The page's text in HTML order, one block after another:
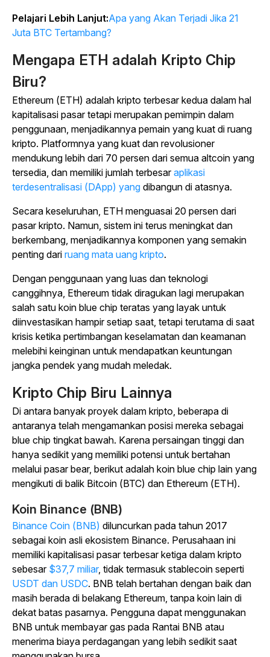
Pelajari Lebih Lanjut:Apa yang Akan Terjadi Jika 21
Juta BTC Tertambang?
Mengapa ETH adalah Kripto Chip
Biru?
Ethereum (ETH) adalah kripto terbesar kedua dalam hal
kapitalisasi pasar tetapi merupakan pemimpin dalam
penggunaan, menjadikannya pemain yang kuat di ruang
kripto. Platformnya yang kuat dan revolusioner
mendukung lebih dari 70 persen dari semua altcoin yang
tersedia, dan memiliki jumlah terbesaraplikasi
terdesentralisasi (DApp) yang dibangun di atasnya.
Secara keseluruhan, ETH menguasai 20 persen dari
pasar kripto. Namun, sistem ini terus meningkat dan
berkembang, menjadikannya komponen yang semakin
penting dari ruang mata uang kripto.
Dengan penggunaan yang luas dan teknologi
canggihnya, Ethereum tidak diragukan lagi merupakan
salah satu koin blue chip teratas yang layak untuk
diinvestasikan hampir setiap saat, tetapi terutama di saat
krisis ketika pertimbangan keselamatan dan keamanan
melebihi keinginan untuk mendapatkan keuntungan
jangka pendek yang mudah meledak.
Kripto Chip Biru Lainnya
Di antara banyak proyek dalam kripto, beberapa di
antaranya telah mengamankan posisi mereka sebagai
blue chip tingkat bawah. Karena persaingan tinggi dan
hanya sedikit yang memiliki potensi untuk bertahan
melalui pasar bear, berikut adalah koin blue chip lain yang
mengikuti di balik Bitcoin (BTC) dan Ethereum (ETH).
Koin Binance (BNB)
Binance Coin (BNB) diluncurkan pada tahun 2017
sebagai koin asli ekosistem Binance. Perusahaan ini
memiliki kapitalisasi pasar terbesar ketiga dalam kripto
sebesar $37,7 miliar, tidak termasuk stablecoin seperti
USDT dan USDC. BNB telah bertahan dengan baik dan
masih berada di belakang Ethereum, tanpa koin lain di
dekat batas pasarnya. Pengguna dapat menggunakan
BNB untuk membayar gas pada Rantai BNB atau
menerima biaya perdagangan yang lebih sedikit saat